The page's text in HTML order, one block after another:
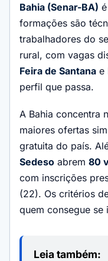
Bahia (Senar-BA)
formações são
trabalhadores do
rural, com vagas
Feira de Santana e
perfil que passa.
A Bahia concentra
maiores ofertas
gratuita do país.
Sedeso abrem 80
com inscrições
(22). Os critérios
quem consegue se
Leia também: